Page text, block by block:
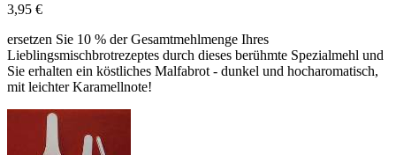
3,95 €
ersetzen Sie 10 % der Gesamtmehlmenge Ihres
Lieblingsmischbrotrezeptes durch dieses berühmte Spezialmehl und
Sie erhalten ein köstliches Malfabrot - dunkel und hocharomatisch,
mit leichter Karamellnote!